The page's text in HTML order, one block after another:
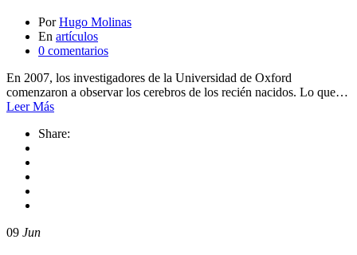
Por Hugo Molinas
En artículos
0 comentarios
En 2007, los investigadores de la Universidad de Oxford
comenzaron a observar los cerebros de los recién nacidos. Lo que…
Leer Más
Share:
09 Jun